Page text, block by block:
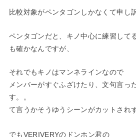
比較対象がペンタゴンしかなくて申し
ペンタゴンだと、キノ中心に練習して
も確かなんですが、
それでもキノはマンネラインなので
メンバーがすぐふざけたり、文句言っ
す。。
て言うかそうゆうシーンがカットされ
でもVERIVERYのドンホン君の